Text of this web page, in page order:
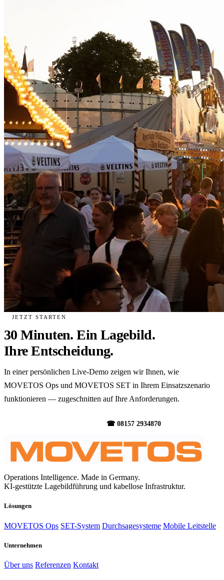
JETZT STARTEN
30 Minuten. Ein Lagebild.
Ihre Entscheidung.
In einer persönlichen Live-Demo zeigen wir Ihnen, wie
MOVETOS Ops und MOVETOS SET in Ihrem Einsatzszenario
funktionieren — zugeschnitten auf Ihre Anforderungen.
☎ 08157 2934870
Operations Intelligence. Made in Germany.
KI-gestützte Lagebildführung und kabellose Infrastruktur.
Lösungen
MOVETOS Ops SET-System Durchsagesysteme Mobile Leitstelle
Unternehmen
Über uns Referenzen Kontakt